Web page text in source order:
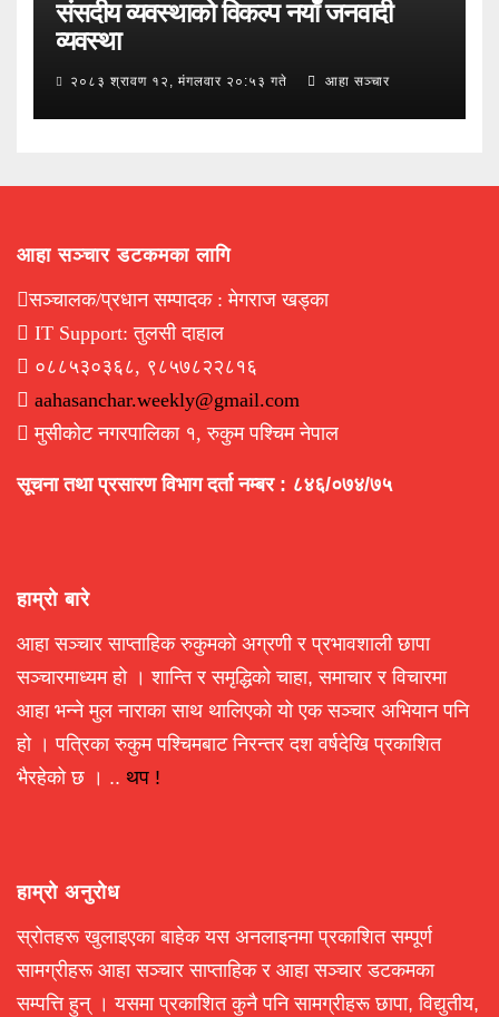
संसदीय व्यवस्थाको विकल्प नयाँ जनवादी
व्यवस्था
२०८३ श्रावण १२, मंगलवार २०:५३ गते आहा सञ्चार
आहा सञ्चार डटकमका लागि
सञ्चालक/प्रधान सम्पादक : मेगराज खड्का
IT Support: तुलसी दाहाल
०८८५३०३६८, ९८५७८२२८१६
aahasanchar.weekly@gmail.com
मुसीकोट नगरपालिका १, रुकुम पश्चिम नेपाल
सूचना तथा प्रसारण विभाग दर्ता नम्बर : ८४६/०७४/७५
हाम्रो बारे
आहा सञ्चार साप्ताहिक रुकुमको अग्रणी र प्रभावशाली छापा
सञ्चारमाध्यम हो । शान्ति र समृद्धिको चाहा, समाचार र विचारमा
आहा भन्ने मुल नाराका साथ थालिएको यो एक सञ्चार अभियान पनि
हो । पत्रिका रुकुम पश्चिमबाट निरन्तर दश वर्षदेखि प्रकाशित
भैरहेको छ । .. थप !
हाम्रो अनुरोध
स्रोतहरू खुलाइएका बाहेक यस अनलाइनमा प्रकाशित सम्पूर्ण
सामग्रीहरू आहा सञ्चार साप्ताहिक र आहा सञ्चार डटकमका
सम्पत्ति हुन् । यसमा प्रकाशित कुनै पनि सामग्रीहरू छापा, विद्युतीय,